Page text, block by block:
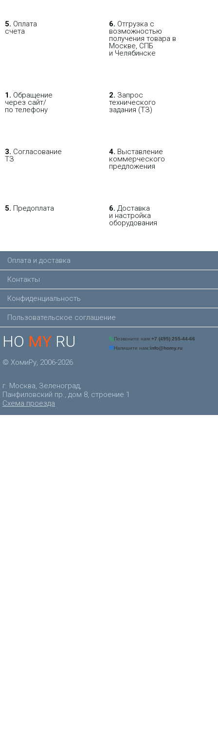
5. Оплата
счета
6. Отгрузка с
возможностью
получения товара в
Москве, СПБ
и Челябинске
1. Обращение
через сайт/
по телефону
2. Запрос
технического
задания (ТЗ)
3. Согласование
ТЗ
4. Выставление
коммерческого
предложения
5. Предоплата 6. Доставка
и настройка
оборудования
HO MY RU
© ХомиРу, 2006-2026
г. Москва, Зеленоград,
Панфиловский пр., дом 8, строение 1
Схема проезда
Оплата и доставка
Контакты
Конфиденциальность
Пользовательское соглашение